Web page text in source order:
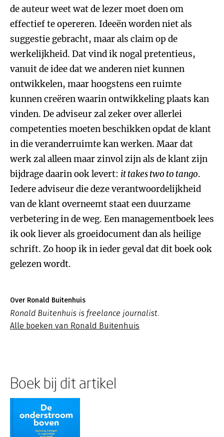
de auteur weet wat de lezer moet doen om
effectief te opereren. Ideeën worden niet als
suggestie gebracht, maar als claim op de
werkelijkheid. Dat vind ik nogal pretentieus,
vanuit de idee dat we anderen niet kunnen
ontwikkelen, maar hoogstens een ruimte
kunnen creëren waarin ontwikkeling plaats kan
vinden. De adviseur zal zeker over allerlei
competenties moeten beschikken opdat de klant
in die veranderruimte kan werken. Maar dat
werk zal alleen maar zinvol zijn als de klant zijn
bijdrage daarin ook levert: it takes two to tango.
Iedere adviseur die deze verantwoordelijkheid
van de klant overneemt staat een duurzame
verbetering in de weg. Een managementboek lees
ik ook liever als groeidocument dan als heilige
schrift. Zo hoop ik in ieder geval dat dit boek ook
gelezen wordt.
Over Ronald Buitenhuis
Ronald Buitenhuis is freelance journalist.
Alle boeken van Ronald Buitenhuis
Boek bij dit artikel